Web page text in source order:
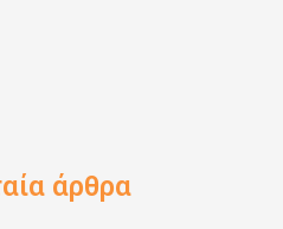
άρθρα